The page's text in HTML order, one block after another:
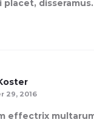
placet, disseramus.
29, 2016
effectrix